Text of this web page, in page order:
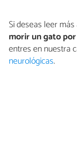
Si deseas leer
morir un gato
entres en nuestra
neurológicas.